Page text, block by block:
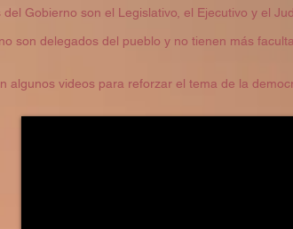
Gobierno son el Legislativo, el Ejecutivo y el
son delegados del pueblo y no tienen más
algunos videos para reforzar el tema de la